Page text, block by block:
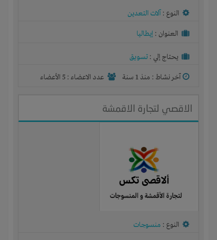
النوع : آلات التعدين
العنوان : إيطاليا
يحتاج إلي : تسويق
آخر نشاط : منذ 1 سنة عدد الاعضاء : 5 الأعضاء
الاقصي لتجارة الاقمشة
النوع : منسوجات